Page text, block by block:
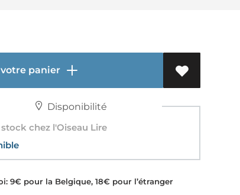
panier
Disponibilité
stock chez l'Oiseau Lire
9€ pour la Belgique, 18€ pour l’étranger